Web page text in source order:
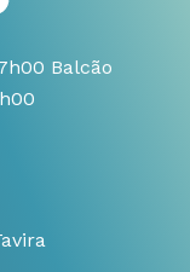
Balcão